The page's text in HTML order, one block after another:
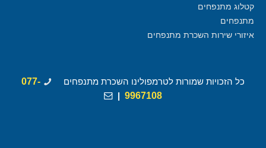
קטלוג מתנפחים
מתנפחים
איזורי שירות השכרת מתנפחים
כל הזכויות שמורות לטרמפולינו השכרת מתנפחים
077-
9967108
|